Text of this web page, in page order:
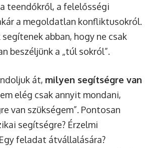
teendőkről, a felelősségi
a megoldatlan konfliktusokról.
abban, hogy ne csak
beszéljünk a „túl sokról”.
át, milyen segítségre van
elég csak annyit mondani,
van szükségem”. Pontosan
segítségre? Érzelmi
feladat átvállalására?